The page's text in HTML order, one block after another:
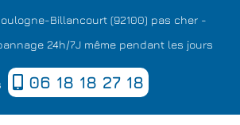
Billancourt (92100) pas cher -
24h/7J même pendant les jours
06 18 18 27 18